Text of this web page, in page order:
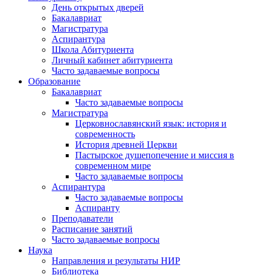
День открытых дверей
Бакалавриат
Магистратура
Аспирантура
Школа Абитуриента
Личный кабинет абитуриента
Часто задаваемые вопросы
Образование
Бакалавриат
Часто задаваемые вопросы
Магистратура
Церковнославянский язык: история и
современность
История древней Церкви
Пастырское душепопечение и миссия в
современном мире
Часто задаваемые вопросы
Аспирантура
Часто задаваемые вопросы
Аспиранту
Преподаватели
Расписание занятий
Часто задаваемые вопросы
Наука
Направления и результаты НИР
Библиотека